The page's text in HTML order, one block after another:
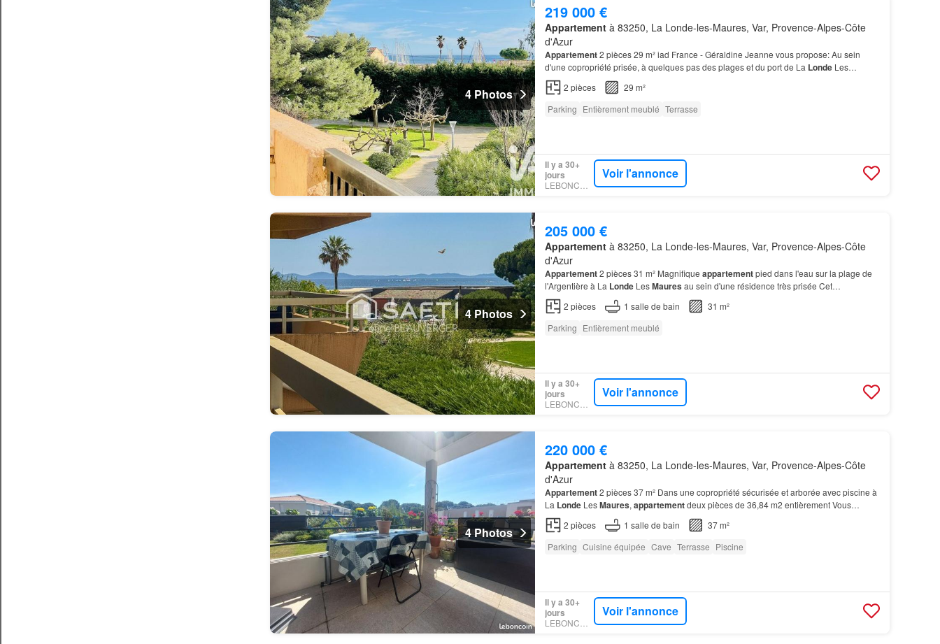
4 Photos
219 000 €
Appartementà 83250, La Londe-les-Maures, Var, Provence-Alpes-Côte
d'Azur
Appartement2 pièces 29 m² iad France - Géraldine Jeanne vous propose: Au sein
d'une copropriété prisée, à quelques pas des plages et du port de La LondeLes
Maures appartement
2 pièces
29 m²
Parking Entièrement meublé Terrasse
Il y a 30+
jours
Voir l'annonce
4 Photos
205 000 €
Appartementà 83250, La Londe-les-Maures, Var, Provence-Alpes-Côte
d'Azur
Appartement2 pièces 31 m² Magnifique appartementpied dans l'eau sur la plage de
l'Argentière à La LondeLesMaures au sein d'une résidence très prisée Cet
appartement joliment rénové est vendu meublé clef en main…
2 pièces 1 salle de bain
31 m²
Parking Entièrement meublé
Il y a 30+
jours
Voir l'annonce
4 Photos
220 000 €
Appartementà 83250, La Londe-les-Maures, Var, Provence-Alpes-Côte
d'Azur
Appartement2 pièces 37 m² Dans une copropriété sécurisée et arborée avec piscine à
La LondeLesMaures, appartementdeux pièces de 36,84 m2 entièrement Vous
accédez à toutes les commodités à pied tout en profitant du calme d…
2 pièces 1 salle de bain
37 m²
Parking Cuisine équipée Cave Terrasse Piscine
Il y a 30+
jours
Voir l'annonce